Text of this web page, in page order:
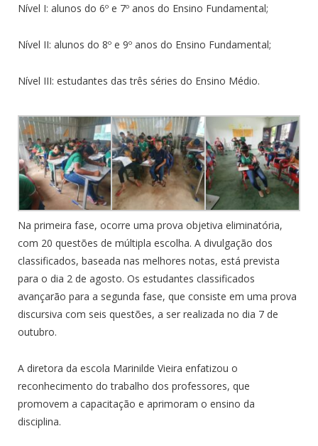
Nível I: alunos do 6º e 7º anos do Ensino Fundamental;
Nível II: alunos do 8º e 9º anos do Ensino Fundamental;
Nível III: estudantes das três séries do Ensino Médio.
Na primeira fase, ocorre uma prova objetiva eliminatória,
com 20 questões de múltipla escolha. A divulgação dos
classificados, baseada nas melhores notas, está prevista
para o dia 2 de agosto. Os estudantes classificados
avançarão para a segunda fase, que consiste em uma prova
discursiva com seis questões, a ser realizada no dia 7 de
outubro.
A diretora da escola Marinilde Vieira enfatizou o
reconhecimento do trabalho dos professores, que
promovem a capacitação e aprimoram o ensino da
disciplina.